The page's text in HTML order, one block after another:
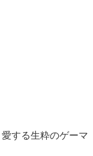
する生粋のゲーマ